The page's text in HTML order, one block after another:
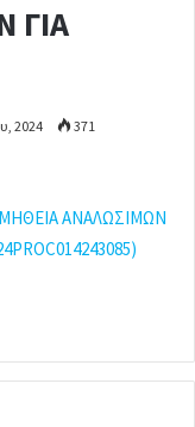
ΓΙΑ
2024 371
ΑΝΑΛΩΣΙΜΩΝ